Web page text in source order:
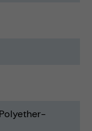
Polyether-